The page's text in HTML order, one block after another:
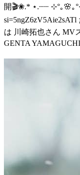
開🎬❀.* ⋆.┈┈ ⊹°｡🌸｡
は 川崎拓也さん MV
GENTA